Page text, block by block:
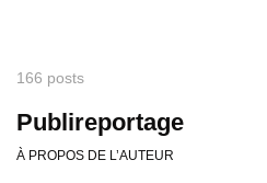
166 posts
Publireportage
À PROPOS DE L’AUTEUR